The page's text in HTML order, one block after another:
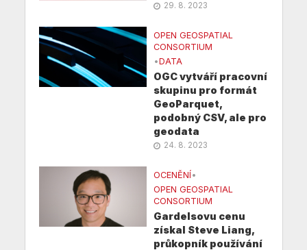
29. 8. 2023
OPEN GEOSPATIAL
CONSORTIUM
•DATA
OGC vytváří pracovní
skupinu pro formát
GeoParquet,
podobný CSV, ale pro
geodata
24. 8. 2023
OCENĚNÍ •
OPEN GEOSPATIAL
CONSORTIUM
Gardelsovu cenu
získal Steve Liang,
průkopník používání